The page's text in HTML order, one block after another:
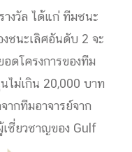
งวัล ได้แก่ ทีมชนะ
ชนะเลิศอันดับ 2 จะ
โครงการของทีม
ม่เกิน 20,000 บาท
กทีมอาจารย์จาก
ชี่ยวชาญของ Gulf